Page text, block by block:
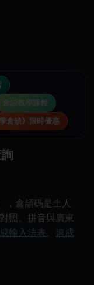
倉頡教學課程
倉頡》限時優惠
，倉頡碼是土人
照、拼音與廣東
輸入法表、 速成